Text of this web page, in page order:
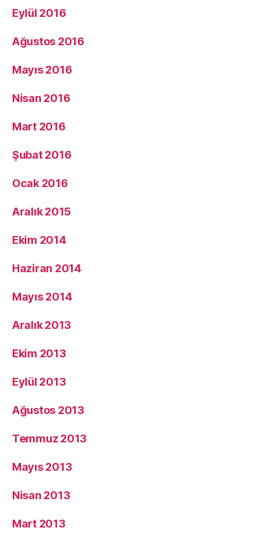
Eylül 2016
Ağustos 2016
Mayıs 2016
Nisan 2016
Mart 2016
Şubat 2016
Ocak 2016
Aralık 2015
Ekim 2014
Haziran 2014
Mayıs 2014
Aralık 2013
Ekim 2013
Eylül 2013
Ağustos 2013
Temmuz 2013
Mayıs 2013
Nisan 2013
Mart 2013